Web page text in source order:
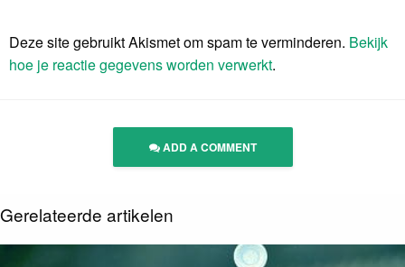
Deze site gebruikt Akismet om spam te verminderen. Bekijk
hoe je reactie gegevens worden verwerkt.
ADD A COMMENT
Gerelateerde artikelen